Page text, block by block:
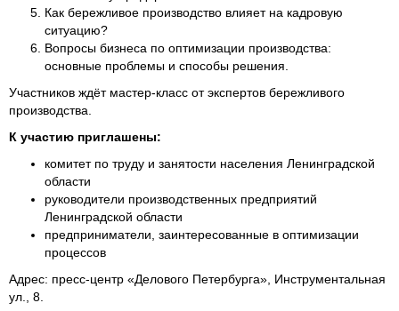
Как бережливое производство влияет на кадровую
ситуацию?
Вопросы бизнеса по оптимизации производства:
основные проблемы и способы решения.
Участников ждёт мастер-класс от экспертов бережливого
производства.
К участию приглашены:
комитет по труду и занятости населения Ленинградской
области
руководители производственных предприятий
Ленинградской области
предприниматели, заинтересованные в оптимизации
процессов
Адрес: пресс-центр «Делового Петербурга», Инструментальная
ул., 8.